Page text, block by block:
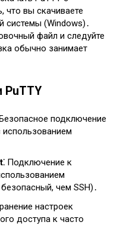
что вы скачиваете
системы (Windows)․
файл и следуйте
обычно занимает
PuTTY
подключение
Подключение к
чем SSH)․
настроек
доступа к часто